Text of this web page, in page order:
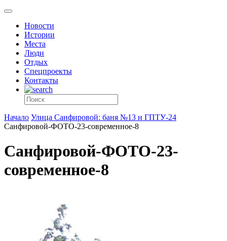
Новости
Истории
Места
Люди
Отдых
Спецпроекты
Контакты
Начало Улица Санфировой: баня №13 и ГПТУ-24
Санфировой-ФОТО-23-современное-8
Санфировой-ФОТО-23-
современное-8